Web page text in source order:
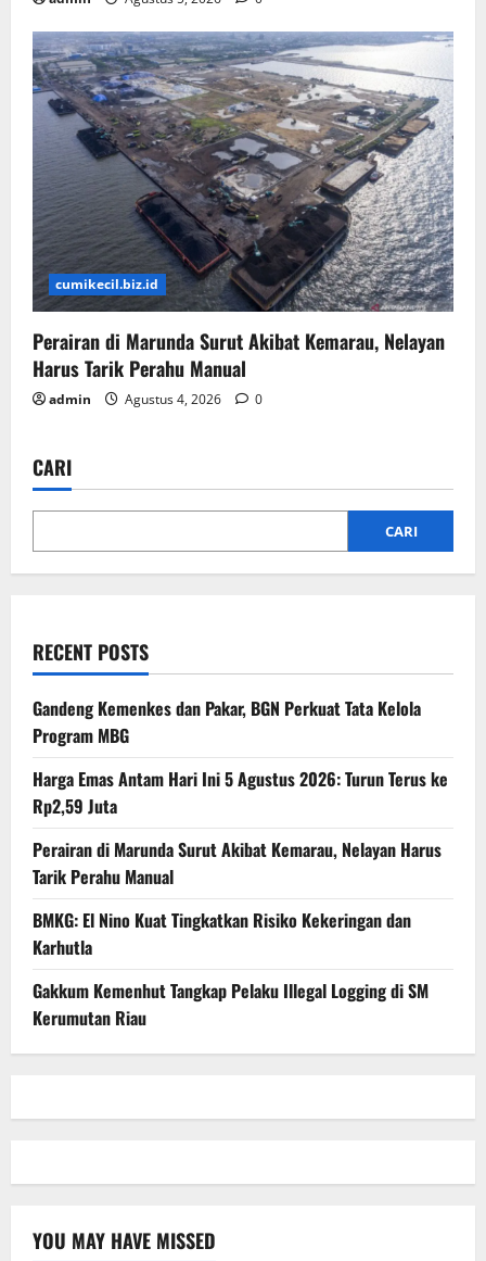
cumikecil.biz.id
Perairan di Marunda Surut Akibat Kemarau, Nelayan
Harus Tarik Perahu Manual
admin Agustus 4, 2026 0
CARI
CARI
RECENT POSTS
Gandeng Kemenkes dan Pakar, BGN Perkuat Tata Kelola
Program MBG
Harga Emas Antam Hari Ini 5 Agustus 2026: Turun Terus ke
Rp2,59 Juta
Perairan di Marunda Surut Akibat Kemarau, Nelayan Harus
Tarik Perahu Manual
BMKG: El Nino Kuat Tingkatkan Risiko Kekeringan dan
Karhutla
Gakkum Kemenhut Tangkap Pelaku Illegal Logging di SM
Kerumutan Riau
YOU MAY HAVE MISSED